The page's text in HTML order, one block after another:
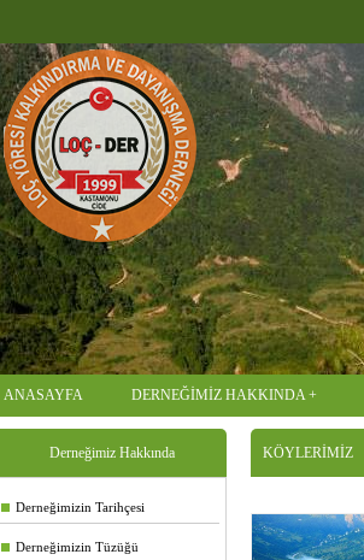
ANASAYFA DERNEĞİMİZ HAKKINDA
Derneğimiz Hakkında
Derneğimizin Tarihçesi
Derneğimizin Tüzüğü
KÖYLERİMİZ